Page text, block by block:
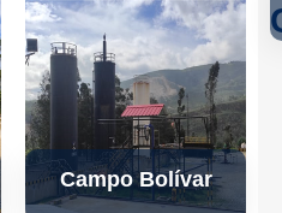
Campo Bolívar